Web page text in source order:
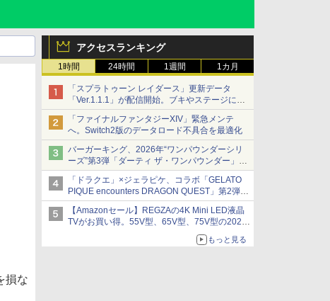
アクセスランキング
1時間 24時間 1週間 1カ月
「スプラトゥーン レイダース」更新データ
「Ver.1.1.1」が配信開始。ブキやステージに関
する不具合を修正
「ファイナルファンタジーXIV」緊急メンテ
へ。Switch2版のデータロード不具合を最適化
バーガーキング、2026年“ワンパウンダーシリ
ーズ”第3弾「ダーティ ザ・ワンパウンダー」を
8月7日発売
「特製ガーリックマヨソース」を使用した超大
型チーズバーガー
「ドラクエ」×ジェラピケ、コラボ「GELATO
PIQUE encounters DRAGON QUEST」第2弾が
本日発売
アイスカップに入ったスライムやわたぼう、ベ
ビーサタンなどがオリジナルアートで登場
【Amazonセール】REGZAの4K Mini LED液晶
TVがお買い得。55V型、65V型、75V型の2026
もっと見る
損な